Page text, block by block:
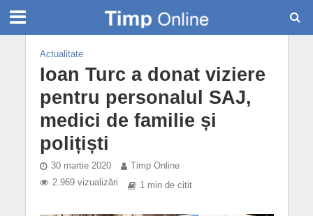
Actualitate
Ioan Turc a donat viziere
pentru personalul SAJ,
medici de familie și
polițiști
30 martie 2020
Timp Online
2.969 vizualizări
1 min de citit